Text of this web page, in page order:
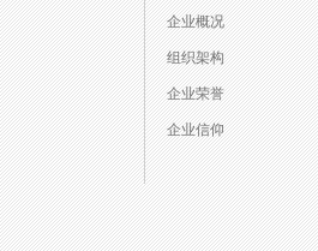
企业概况
组织架构
企业荣誉
企业信仰